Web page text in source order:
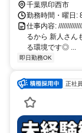
ッフや、ご自宅
行直帰も相談OK
千葉県印西市
勤務時間・曜日:
仕事内容:
るから 新人さん
る環境です◎ ...
即日勤務OK
正社員